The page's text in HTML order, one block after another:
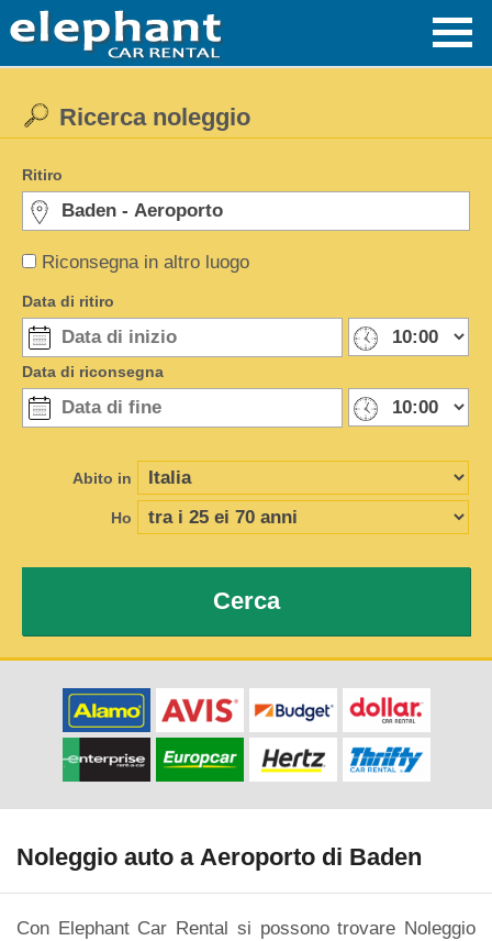
Riconsegna in altro luogo
Ricerca noleggio
Ritiro
Data di ritiro
Data di riconsegna
Abito in
Ho
Cerca
Noleggio auto a Aeroporto di Baden
Con Elephant Car Rental si possono trovare Noleggio